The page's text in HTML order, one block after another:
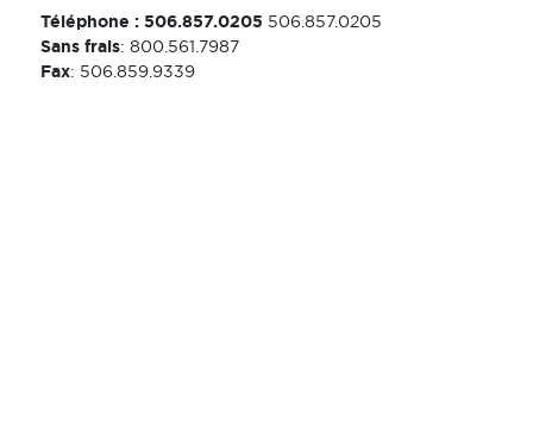
Téléphone : 506.857.0205 506.857.0205
Sans frais: 800.561.7987
Fax: 506.859.9339